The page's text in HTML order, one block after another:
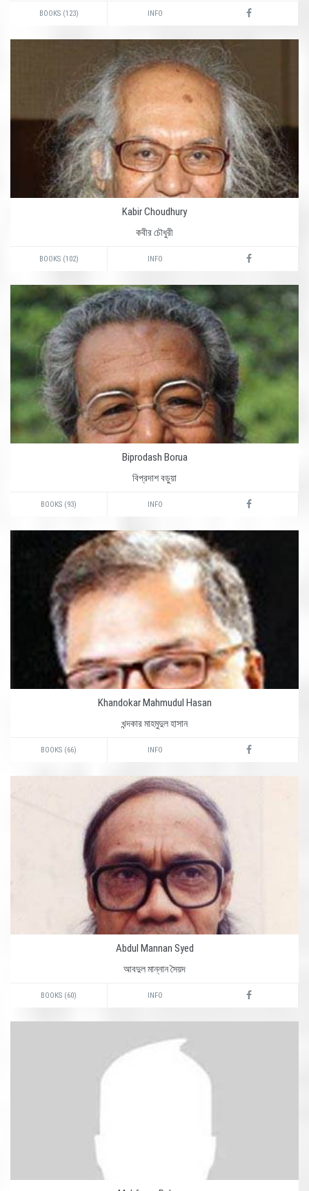
BOOKS (123) INFO
Kabir Choudhury
কবীর চৌধুরী
BOOKS (102) INFO
Biprodash Borua
বিপ্রদাশ বড়ুয়া
BOOKS (93) INFO
Khandokar Mahmudul Hasan
খন্দকার মাহমুদুল হাসান
BOOKS (66) INFO
Abdul Mannan Syed
আবদুল মান্নান সৈয়দ
BOOKS (60) INFO